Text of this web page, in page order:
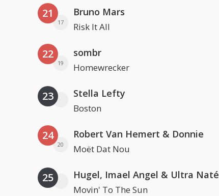
21
17
Bruno Mars
Risk It All
22
19
sombr
Homewrecker
23 Stella Lefty
Boston
24
20
Robert Van Hemert & Donnie
Moët Dat Nou
25 Hugel, Imael Angel & Ultra Naté
Movin' To The Sun